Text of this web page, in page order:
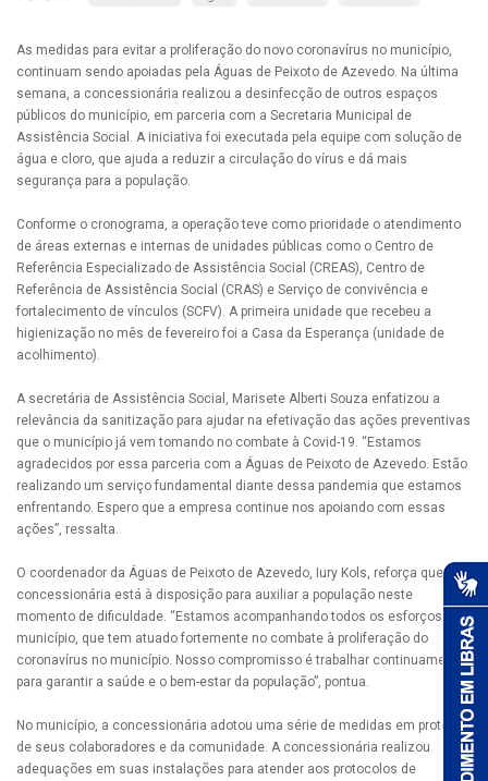
As medidas para evitar a proliferação do novo coronavírus no município,
continuam sendo apoiadas pela Águas de Peixoto de Azevedo. Na última
semana, a concessionária realizou a desinfecção de outros espaços
públicos do município, em parceria com a Secretaria Municipal de
Assistência Social. A iniciativa foi executada pela equipe com solução de
água e cloro, que ajuda a reduzir a circulação do vírus e dá mais
segurança para a população.
Conforme o cronograma, a operação teve como prioridade o atendimento
de áreas externas e internas de unidades públicas como o Centro de
Referência Especializado de Assistência Social (CREAS), Centro de
Referência de Assistência Social (CRAS) e Serviço de convivência e
fortalecimento de vínculos (SCFV). A primeira unidade que recebeu a
higienização no mês de fevereiro foi a Casa da Esperança (unidade de
acolhimento).
A secretária de Assistência Social, Marisete Alberti Souza enfatizou a
relevância da sanitização para ajudar na efetivação das ações preventivas
que o município já vem tomando no combate à Covid-19. “Estamos
agradecidos por essa parceria com a Águas de Peixoto de Azevedo. Estão
realizando um serviço fundamental diante dessa pandemia que estamos
enfrentando. Espero que a empresa continue nos apoiando com essas
ações”, ressalta.
O coordenador da Águas de Peixoto de Azevedo, Iury Kols, reforça que a
concessionária está à disposição para auxiliar a população neste
momento de dificuldade. “Estamos acompanhando todos os esforços do
município, que tem atuado fortemente no combate à proliferação do
coronavírus no município. Nosso compromisso é trabalhar continuamente
para garantir a saúde e o bem-estar da população”, pontua.
No município, a concessionária adotou uma série de medidas em proteção
de seus colaboradores e da comunidade. A concessionária realizou
adequações em suas instalações para atender aos protocolos de